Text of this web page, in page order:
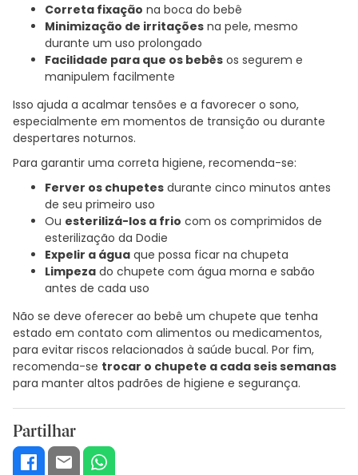
Correta fixação na boca do bebê
Minimização de irritações na pele, mesmo
durante um uso prolongado
Facilidade para que os bebês os segurem e
manipulem facilmente
Isso ajuda a acalmar tensões e a favorecer o sono,
especialmente em momentos de transição ou durante
despertares noturnos.
Para garantir uma correta higiene, recomenda-se:
Ferver os chupetes durante cinco minutos antes
de seu primeiro uso
Ou esterilizá-los a frio com os comprimidos de
esterilização da Dodie
Expelir a água que possa ficar na chupeta
Limpeza do chupete com água morna e sabão
antes de cada uso
Não se deve oferecer ao bebê um chupete que tenha
estado em contato com alimentos ou medicamentos,
para evitar riscos relacionados à saúde bucal. Por fim,
recomenda-se trocar o chupete a cada seis semanas
para manter altos padrões de higiene e segurança.
Partilhar